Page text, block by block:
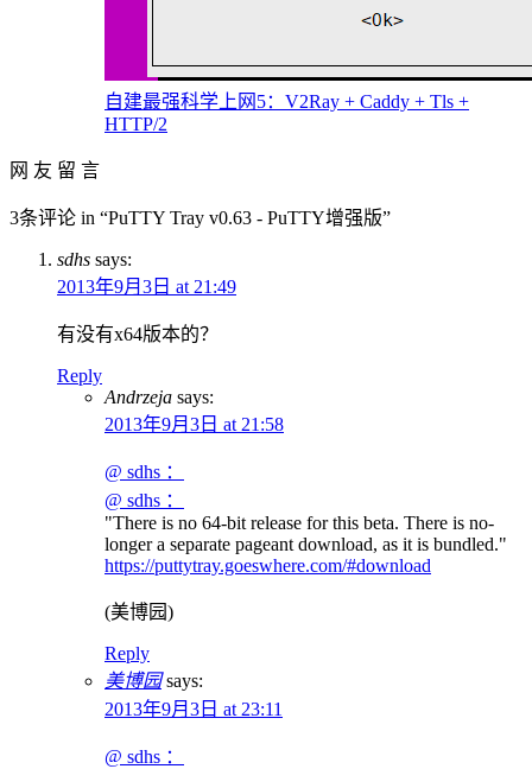
自建最强科学上网5：V2Ray + Caddy + Tls +
HTTP/2
网 友 留 言
3条评论 in “PuTTY Tray v0.63 - PuTTY增强版”
sdhs says:
2013年9月3日 at 21:49
有没有x64版本的？
Reply
Andrzeja says:
2013年9月3日 at 21:58
@ sdhs ：
@ sdhs ：
"There is no 64-bit release for this beta. There is no-
longer a separate pageant download, as it is bundled."
https://puttytray.goeswhere.com/#download
(美博园)
Reply
美博园 says:
2013年9月3日 at 23:11
@ sdhs ：